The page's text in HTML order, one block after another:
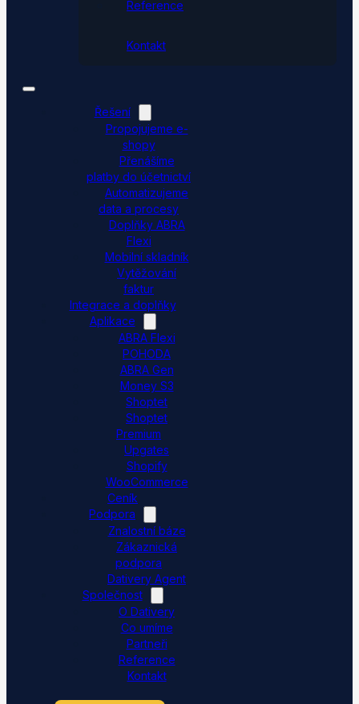
Reference
Kontakt
Řešení
Propojujeme e-
shopy
Přenášíme
platby do účetnictví
Automatizujeme
data a procesy
Doplňky ABRA
Flexi
Mobilní skladník
Vytěžování
faktur
Integrace a doplňky
Aplikace
ABRA Flexi
POHODA
ABRA Gen
Money S3
Shoptet
Shoptet
Premium
Upgates
Shopify
WooCommerce
Ceník
Podpora
Znalostní báze
Zákaznická
podpora
Dativery Agent
Společnost
O Dativery
Co umíme
Partneři
Reference
Kontakt